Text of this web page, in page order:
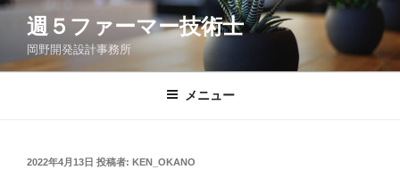
コ
ン
週５ファーマー技術士
岡野開発設計事務所
メニュー
投
2022年4月13日 投稿者: KEN_OKANO